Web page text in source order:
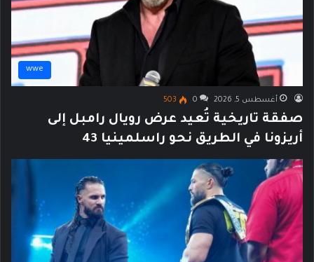
wwe
أغسطس 5, 2026 0
503
صفقة تاريخية تُعيد عرض رويال رامبل إلى
أريزونا في الطريق نحو راسلمينيا 43